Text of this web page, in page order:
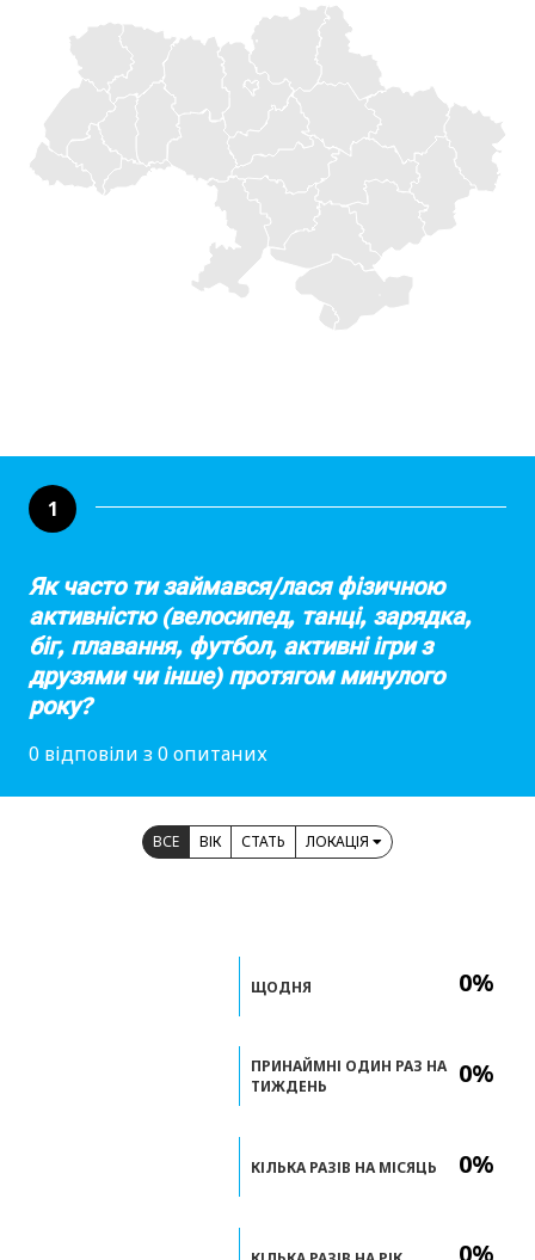
1
Як часто ти займався/лася фізичною
активністю (велосипед, танці, зарядка,
біг, плавання, футбол, активні ігри з
друзями чи інше) протягом минулого
року?
0 відповіли з 0 опитаних
ВСЕ ВІК СТАТЬ ЛОКАЦІЯ
0%
0%
0%
0%
ЩОДНЯ
ПРИНАЙМНІ ОДИН РАЗ НА
ТИЖДЕНЬ
КІЛЬКА РАЗІВ НА МІСЯЦЬ